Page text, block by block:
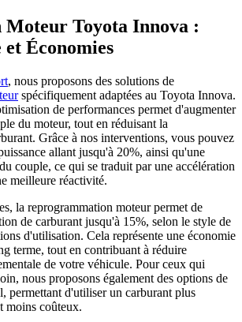
Toyota Innova :
Économies
, nous proposons des solutions de
spécifiquement adaptées au Toyota Innova.
de performances permet d'augmenter
du moteur, tout en réduisant la
Grâce à nos interventions, vous pouvez
allant jusqu'à 20%, ainsi qu'une
couple, ce qui se traduit par une accélération
meilleure réactivité.
la reprogrammation moteur permet de
de carburant jusqu'à 15%, selon le style de
d'utilisation. Cela représente une économie
terme, tout en contribuant à réduire
de votre véhicule. Pour ceux qui
nous proposons également des options de
permettant d'utiliser un carburant plus
moins coûteux.